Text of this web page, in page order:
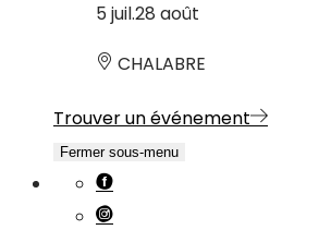
5 juil.28 août
CHALABRE
Trouver un événement
Fermer sous-menu